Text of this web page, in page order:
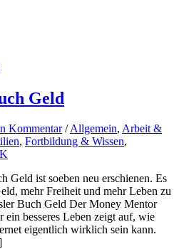
Geld
Kommentar /Allgemein, Arbeit &
, Fortbildung & Wissen,
Geld ist soeben neu erschienen. Es
mehr Freiheit und mehr Leben zu
Buch Geld Der Money Mentor
besseres Leben zeigt auf, wie
eigentlich wirklich sein kann.